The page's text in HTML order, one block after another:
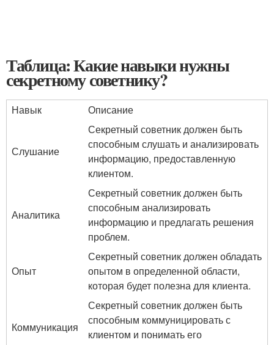
Таблица: Какие навыки нужны
секретному советнику?
Навык Описание
Слушание
Секретный советник должен быть
способным слушать и анализировать
информацию, предоставленную
клиентом.
Аналитика
Секретный советник должен быть
способным анализировать
информацию и предлагать решения
проблем.
Опыт
Секретный советник должен обладать
опытом в определенной области,
которая будет полезна для клиента.
Коммуникация
Секретный советник должен быть
способным коммуницировать с
клиентом и понимать его